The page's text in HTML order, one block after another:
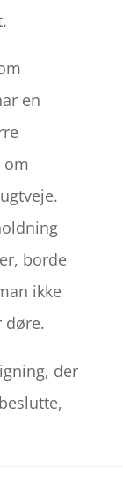
en
om
borde
ikke
døre.
der